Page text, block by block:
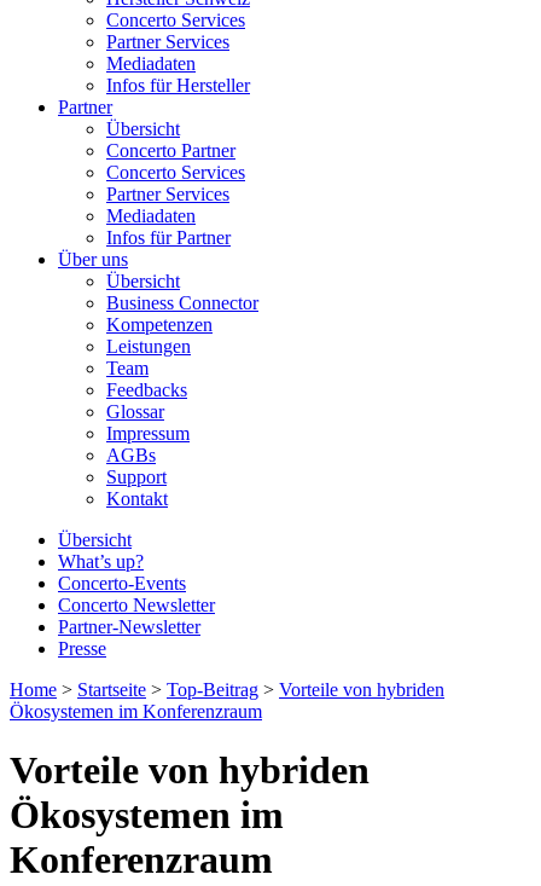
Concerto Services
Partner Services
Mediadaten
Infos für Hersteller
Partner
Übersicht
Concerto Partner
Concerto Services
Partner Services
Mediadaten
Infos für Partner
Über uns
Übersicht
Business Connector
Kompetenzen
Leistungen
Team
Feedbacks
Glossar
Impressum
AGBs
Support
Kontakt
Übersicht
What’s up?
Concerto-Events
Concerto Newsletter
Partner-Newsletter
Presse
Home > Startseite > Top-Beitrag > Vorteile von hybriden
Ökosystemen im Konferenzraum
Vorteile von hybriden
Ökosystemen im
Konferenzraum